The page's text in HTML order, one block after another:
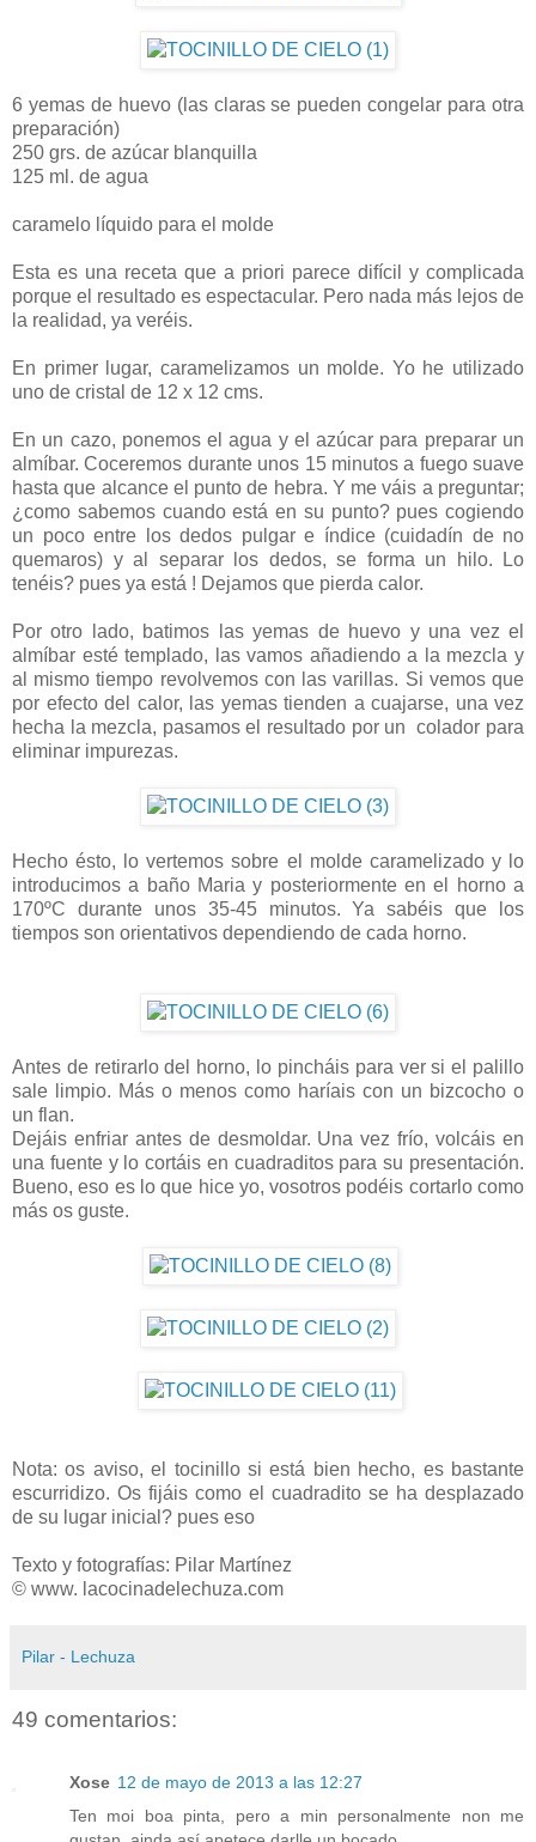
6 yemas de huevo (las claras se pueden congelar para otra
preparación)
250 grs. de azúcar blanquilla
125 ml. de agua
caramelo líquido para el molde
Esta es una receta que a priori parece difícil y complicada
porque el resultado es espectacular. Pero nada más lejos de
la realidad, ya veréis.
En primer lugar, caramelizamos un molde. Yo he utilizado
uno de cristal de 12 x 12 cms.
En un cazo, ponemos el agua y el azúcar para preparar un
almíbar. Coceremos durante unos 15 minutos a fuego suave
hasta que alcance el punto de hebra. Y me váis a preguntar;
¿como sabemos cuando está en su punto? pues cogiendo
un poco entre los dedos pulgar e índice (cuidadín de no
quemaros) y al separar los dedos, se forma un hilo. Lo
tenéis? pues ya está ! Dejamos que pierda calor.
Por otro lado, batimos las yemas de huevo y una vez el
almíbar esté templado, las vamos añadiendo a la mezcla y
al mismo tiempo revolvemos con las varillas. Si vemos que
por efecto del calor, las yemas tienden a cuajarse, una vez
hecha la mezcla, pasamos el resultado por un colador para
eliminar impurezas.
Hecho ésto, lo vertemos sobre el molde caramelizado y lo
introducimos a baño Maria y posteriormente en el horno a
170ºC durante unos 35-45 minutos. Ya sabéis que los
tiempos son orientativos dependiendo de cada horno.
Antes de retirarlo del horno, lo pincháis para ver si el palillo
sale limpio. Más o menos como haríais con un bizcocho o
un flan.
Dejáis enfriar antes de desmoldar. Una vez frío, volcáis en
una fuente y lo cortáis en cuadraditos para su presentación.
Bueno, eso es lo que hice yo, vosotros podéis cortarlo como
más os guste.
Nota: os aviso, el tocinillo si está bien hecho, es bastante
escurridizo. Os fijáis como el cuadradito se ha desplazado
de su lugar inicial? pues eso
Texto y fotografías: Pilar Martínez
© www. lacocinadelechuza.com
Pilar - Lechuza
49 comentarios:
Xose 12 de mayo de 2013 a las 12:27
Ten moi boa pinta, pero a min personalmente non me